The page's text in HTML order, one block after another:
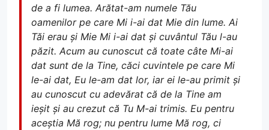
de a fi lumea. Arătat-am numele Tău
oamenilor pe care Mi i-ai dat Mie din lume. Ai
Tăi erau și Mie Mi i-ai dat și cuvântul Tău l-au
păzit. Acum au cunoscut că toate câte Mi-ai
dat sunt de la Tine, căci cuvintele pe care Mi
le-ai dat, Eu le-am dat lor, iar ei le-au primit și
au cunoscut cu adevărat că de la Tine am
ieșit și au crezut că Tu M-ai trimis. Eu pentru
aceștia Mă rog; nu pentru lume Mă rog, ci